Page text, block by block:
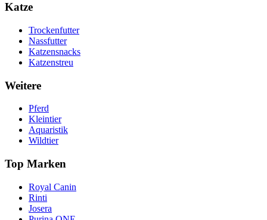
Katze
Trockenfutter
Nassfutter
Katzensnacks
Katzenstreu
Weitere
Pferd
Kleintier
Aquaristik
Wildtier
Top Marken
Royal Canin
Rinti
Josera